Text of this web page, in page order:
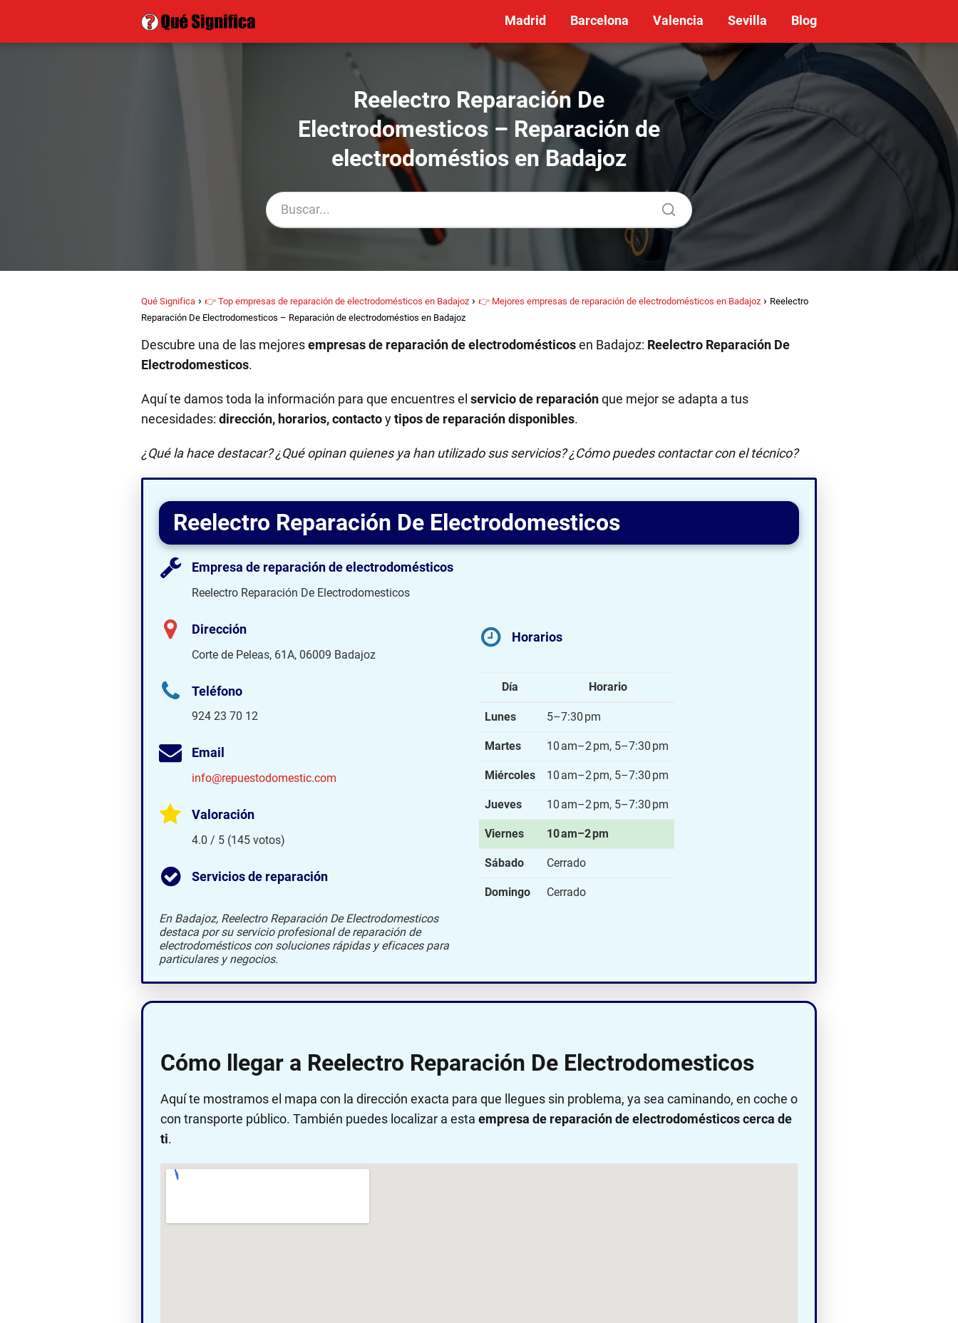
Madrid Barcelona Valencia Sevilla Blog
Reelectro Reparación De
Electrodomesticos – Reparación de
electrodoméstios en Badajoz
Qué Significa 👉 Top empresas de reparación de electrodomésticos en Badajoz 👉 Mejores empresas de reparación de electrodomésticos en Badajoz
Reelectro
Reparación De Electrodomesticos – Reparación de electrodoméstios en Badajoz
Descubre una de las mejoresempresas de reparación de electrodomésticosen Badajoz: Reelectro Reparación De
Electrodomesticos.
Aquí te damos toda la información para que encuentres el servicio de reparaciónque mejor se adapta a tus
necesidades: dirección, horarios, contactoytipos de reparación disponibles.
¿Qué la hace destacar? ¿Qué opinan quienes ya han utilizado sus servicios? ¿Cómo puedes contactar con el técnico?
Reelectro Reparación De Electrodomesticos
Empresa de reparación de electrodomésticos
Reelectro Reparación De Electrodomesticos
Dirección
Corte de Peleas, 61A, 06009 Badajoz
Teléfono
924 23 70 12
Email
info@repuestodomestic.com
Valoración
4.0 / 5 (145 votos)
Servicios de reparación
En Badajoz, Reelectro Reparación De Electrodomesticos
destaca por su servicio profesional de reparación de
electrodomésticos con soluciones rápidas y eficaces para
particulares y negocios.
Horarios
Día Horario
Lunes 5–7:30 pm
Martes 10 am–2 pm, 5–7:30 pm
Miércoles 10 am–2 pm, 5–7:30 pm
Jueves 10 am–2 pm, 5–7:30 pm
Viernes 10 am–2 pm
Sábado Cerrado
Domingo Cerrado
Cómo llegar a Reelectro Reparación De Electrodomesticos
Aquí te mostramos el mapa con la dirección exacta para que llegues sin problema, ya sea caminando, en coche o
con transporte público. También puedes localizar a esta empresa de reparación de electrodomésticos cerca de
ti.